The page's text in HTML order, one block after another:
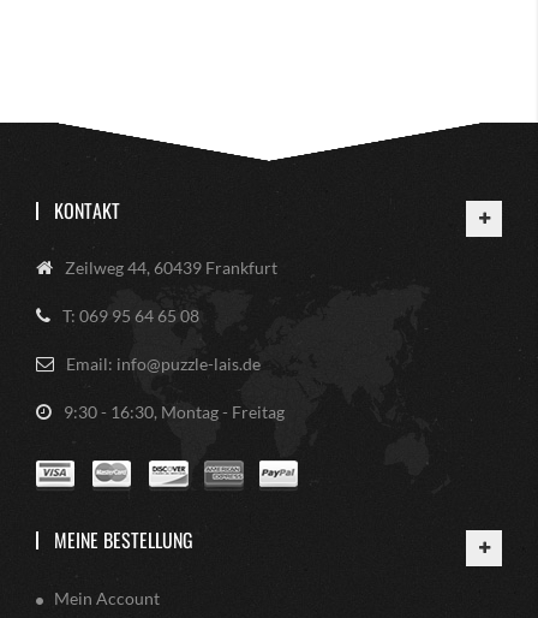
KONTAKT
Zeilweg 44, 60439 Frankfurt
T: 069 95 64 65 08
Email: info@puzzle-lais.de
9:30 - 16:30, Montag - Freitag
MEINE BESTELLUNG
Mein Account